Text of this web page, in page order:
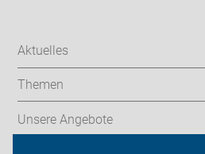
Aktuelles
Themen
Unsere Angebote